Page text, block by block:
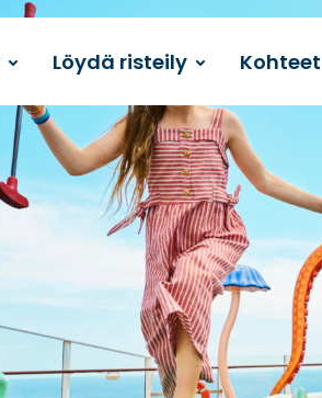
Löydä risteily Kohteet